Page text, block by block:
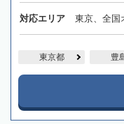
対応エリア 東京、全国
東京都 豊